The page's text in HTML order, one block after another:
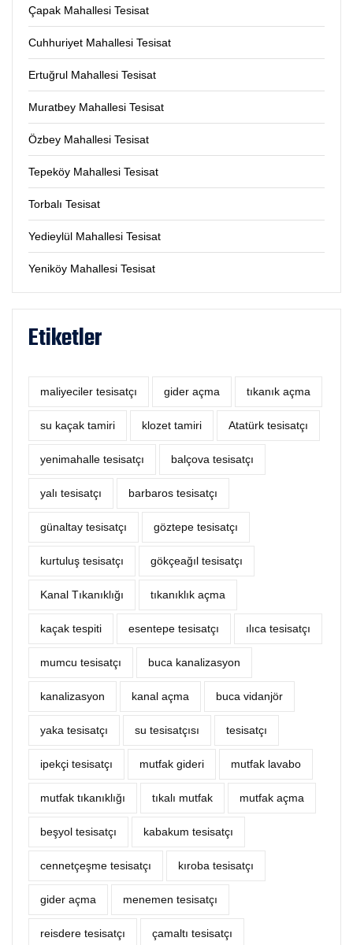
Çapak Mahallesi Tesisat
Cuhhuriyet Mahallesi Tesisat
Ertuğrul Mahallesi Tesisat
Muratbey Mahallesi Tesisat
Özbey Mahallesi Tesisat
Tepeköy Mahallesi Tesisat
Torbalı Tesisat
Yedieylül Mahallesi Tesisat
Yeniköy Mahallesi Tesisat
Etiketler
maliyeciler tesisatçı ‎gider açma tıkanık açma
su kaçak tamiri klozet tamiri Atatürk tesisatçı
yenimahalle tesisatçı balçova tesisatçı
yalı tesisatçı barbaros tesisatçı
günaltay tesisatçı göztepe tesisatçı
kurtuluş tesisatçı gökçeağıl tesisatçı
Kanal Tıkanıklığı tıkanıklık açma
kaçak tespiti esentepe tesisatçı ılıca tesisatçı
mumcu tesisatçı buca kanalizasyon
kanalizasyon kanal açma buca vidanjör
yaka tesisatçı su tesisatçısı tesisatçı
ipekçi tesisatçı mutfak gideri mutfak lavabo
mutfak tıkanıklığı tıkalı mutfak mutfak açma
beşyol tesisatçı kabakum tesisatçı
cennetçeşme tesisatçı kıroba tesisatçı
gider açma menemen tesisatçı
reisdere tesisatçı çamaltı tesisatçı